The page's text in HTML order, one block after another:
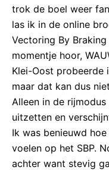
trok de boel weer
las ik in de online
Vectoring By
momentje hoor,
Klei-Oost probeerde
maar dat kan dus
Alleen in de
uitzetten en
Ik was benieuwd
voelen op het SBP.
achter want stevig